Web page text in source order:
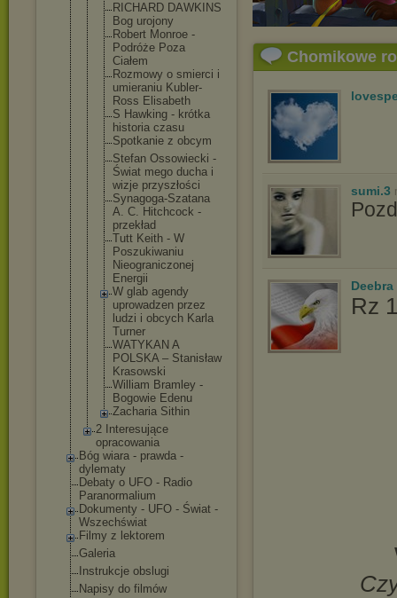
RICHARD DAWKINS
Bog urojony
Robert Monroe -
Podróże Poza
Ciałem
Rozmowy o smierci i
umieraniu Kubler-
Ross Elisabeth
S Hawking - krótka
historia czasu
Spotkanie z obcym
Stefan Ossowiecki -
Świat mego ducha i
wizje przyszłości
Synagoga-Szatana
A. C. Hitchcock -
przekład
Tutt Keith - W
Poszukiwaniu
Nieograniczonej
Energii
W glab agendy
uprowadzen przez
ludzi i obcych Karla
Turner
WATYKAN A
POLSKA – Stanisław
Krasowski
William Bramley -
Bogowie Edenu
Zacharia Sithin
2 Interesujące
opracowania
Bóg wiara - prawda -
dylematy
Debaty o UFO - Radio
Paranormalium
Dokumenty - UFO - Świat -
Wszechświat
Filmy z lektorem
Galeria
Instrukcje obslugi
Napisy do filmów
Chomikowe
sumi.3
Deebra
Rz